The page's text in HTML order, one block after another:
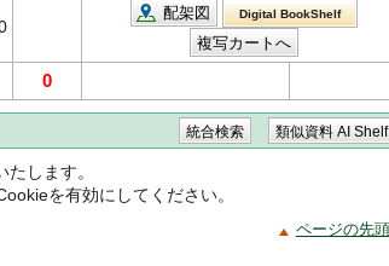
配架図 Digital BookShelf
0
します。
を有効にしてください。
ページの先